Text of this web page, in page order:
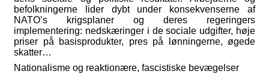
befolkningerne lider dybt under konsekvenserne af
NATO’s krigsplaner og deres regeringers
implementering: nedskæringer i de sociale udgifter, høje
priser på basisprodukter, pres på lønningerne, øgede
skatter…
Nationalisme og reaktionære, fascistiske bevægelser